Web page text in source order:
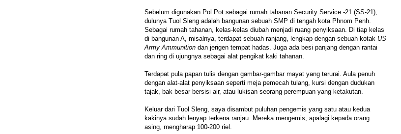
Sebelum digunakan Pol Pot sebagai rumah tahanan Security Service -21 (SS-21),
dulunya Tuol Sleng adalah bangunan sebuah SMP di tengah kota Phnom Penh.
Sebagai rumah tahanan, kelas-kelas diubah menjadi ruang penyiksaan. Di tiap kelas
di bangunan A, misalnya, terdapat sebuah ranjang, lengkap dengan sebuah kotak US
Army Ammunition dan jerigen tempat hadas. Juga ada besi panjang dengan rantai
dan ring di ujungnya sebagai alat pengikat kaki tahanan.
Terdapat pula papan tulis dengan gambar-gambar mayat yang terurai. Aula penuh
dengan alat-alat penyiksaan seperti meja pemecah tulang, kursi dengan dudukan
tajak, bak besar bersisi air, atau lukisan seorang perempuan yang ketakutan.
Keluar dari Tuol Sleng, saya disambut puluhan pengemis yang satu atau kedua
kakinya sudah lenyap terkena ranjau. Mereka mengemis, apalagi kepada orang
asing, mengharap 100-200 riel.